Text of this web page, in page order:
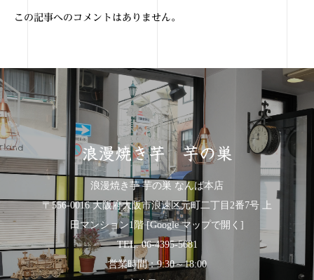
この記事へのコメントはありません。
浪漫焼き芋 芋の巣
浪漫焼き芋 芋の巣 なんば本店
〒556-0016 大阪府大阪市浪速区元町二丁目2番7号 上
田マンション1階[Google マップで開く]
TEL. 06-4395-5681
営業時間：9:30～18:00